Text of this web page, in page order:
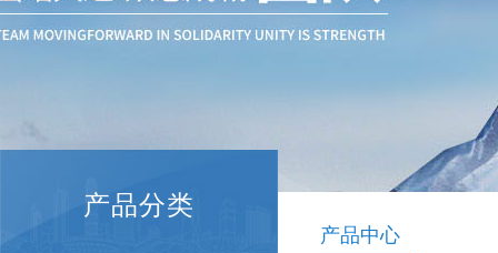
产品分类
产品中心